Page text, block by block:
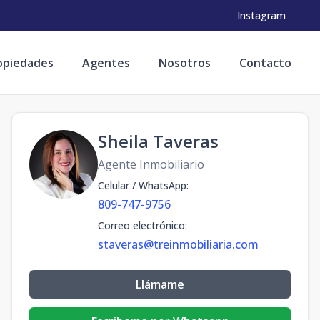
Instagram
Agentes Nosotros Contacto
Sheila Taveras
Agente Inmobiliario
Celular / WhatsApp:
809-747-9756
Correo electrónico:
staveras@treinmobiliaria.com
Llámame